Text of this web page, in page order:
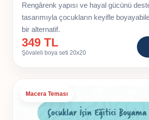
Rengârenk yapısı ve hayal gücünü
tasarımıyla çocukların keyifle
bir alternatif.
349 TL
Şövaleli boya seti 20x20
Macera Teması